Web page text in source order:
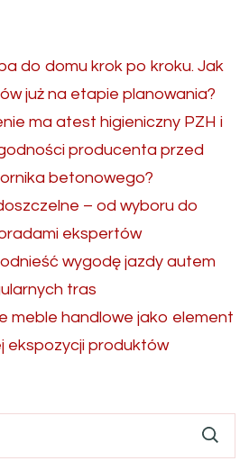
do domu krok po kroku. Jak
już na etapie planowania?
ma atest higieniczny PZH i
producenta przed
betonowego?
– od wyboru do
ekspertów
wygodę jazdy autem
tras
meble handlowe jako element
ekspozycji produktów